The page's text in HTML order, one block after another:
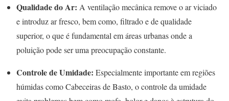
Qualidade do Ar: A ventilação mecânica remove o ar viciado
e introduz ar fresco, bem como, filtrado e de qualidade
superior, o que é fundamental em áreas urbanas onde a
poluição pode ser uma preocupação constante.
Controle de Umidade: Especialmente importante em regiões
húmidas como Cabeceiras de Basto, o controle da umidade